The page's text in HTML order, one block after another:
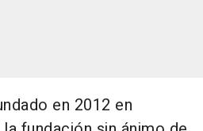
en 2012 en